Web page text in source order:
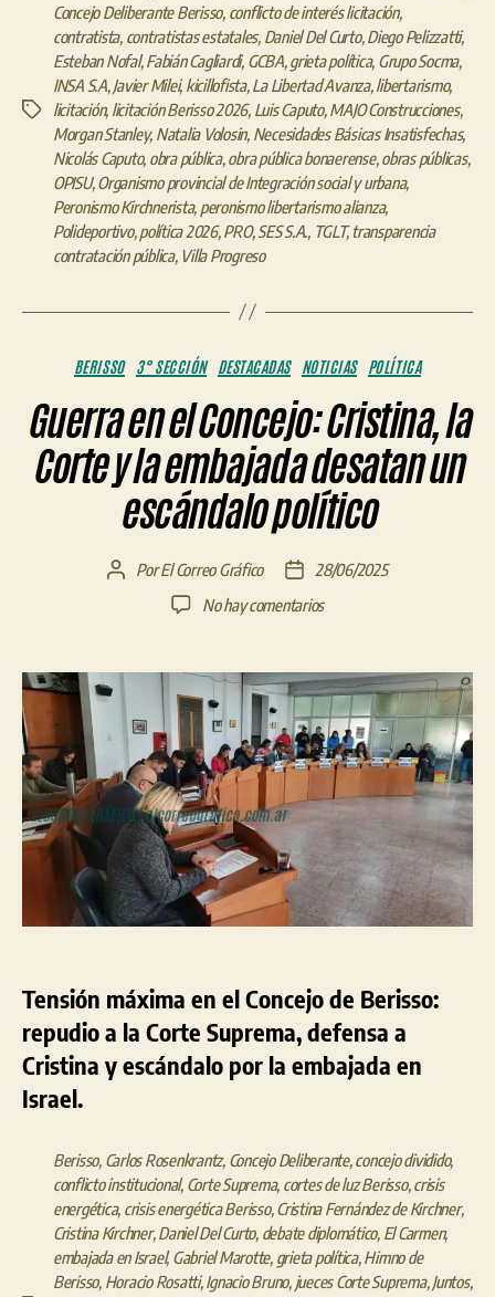
Etiquetas
Concejo Deliberante Berisso, conflicto de interés licitación,
contratista, contratistas estatales, Daniel Del Curto, Diego Pelizzatti,
Esteban Nofal,Fabián Cagliardi, GCBA, grieta política, Grupo Socma,
INSA S.A, Javier Milei, kicillofista, La Libertad Avanza, libertarismo,
licitación, licitación Berisso 2026, Luis Caputo, MAJO Construcciones,
Morgan Stanley, Natalia Volosin, Necesidades Básicas Insatisfechas,
Nicolás Caputo, obra pública, obra pública bonaerense, obras públicas,
OPISU, Organismo provincial de Integración social y urbana,
Peronismo Kirchnerista, peronismo libertarismo alianza,
Polideportivo, política 2026, PRO, SES S.A. TGLT,transparencia
contratación pública, Villa Progreso
Categorías
BERISSO 3° SECCIÓN DESTACADAS NOTICIAS POLÍTICA
Guerra en el Concejo: Cristina, la
Corte y la embajada desatan un
escándalo político
AutorPorEl Correo Gráfico
Fecha
de
28/06/2025
No hay comentariosen
el
Concejo:
Cristina,
la
Corte
y
la
embajada
desatan
un
escándalo
Tensión máxima en el Concejo de Berisso:
repudio a la Corte Suprema, defensa a
Cristina y escándalo por la embajada en
Israel.
Berisso, Carlos Rosenkrantz, Concejo Deliberante, concejo dividido,
conflicto institucional, Corte Suprema, cortes de luz Berisso, crisis
energética, crisis energética Berisso, Cristina Fernández de Kirchner,
Cristina Kirchner, Daniel Del Curto, debate diplomático, El Carmen,
embajada en Israel,Gabriel Marotte, grieta política, Himno de
Berisso, Horacio Rosatti, Ignacio Bruno, jueces Corte Suprema, Juntos,